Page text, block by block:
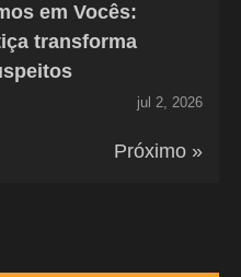
em Vocês:
transforma
jul 2, 2026
Próximo »